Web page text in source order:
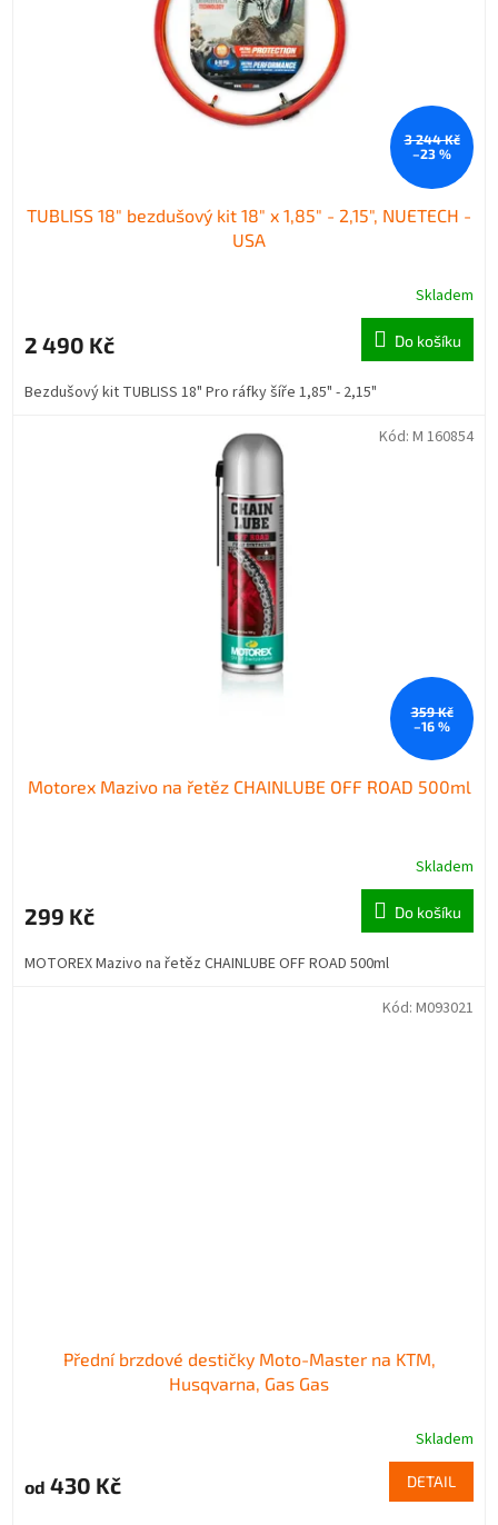
3 244 Kč
–23 %
TUBLISS 18" bezdušový kit 18" x 1,85" - 2,15", NUETECH -
USA
Skladem
2 490 Kč Do košíku
Bezdušový kit TUBLISS 18" Pro ráfky šíře 1,85" - 2,15"
359 Kč
–16 %
Motorex Mazivo na řetěz CHAINLUBE OFF ROAD 500ml
Skladem
299 Kč Do košíku
MOTOREX Mazivo na řetěz CHAINLUBE OFF ROAD 500ml
Kód: M 160854
Přední brzdové destičky Moto-Master na KTM,
Husqvarna, Gas Gas
Skladem
od 430 Kč DETAIL
Kód: M093021